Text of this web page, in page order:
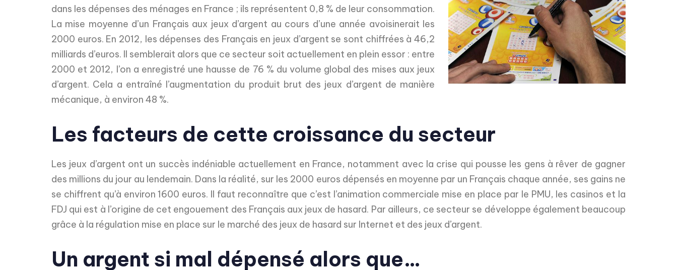
dans les dépenses des ménages en France ; ils représentent 0,8 % de leur consommation.
La mise moyenne d’un Français aux jeux d’argent au cours d’une année avoisinerait les
2000 euros. En 2012, les dépenses des Français en jeux d’argent se sont chiffrées à 46,2
milliards d’euros. Il semblerait alors que ce secteur soit actuellement en plein essor : entre
2000 et 2012, l’on a enregistré une hausse de 76 % du volume global des mises aux jeux
d’argent. Cela a entraîné l’augmentation du produit brut des jeux d’argent de manière
mécanique, à environ 48 %.
Les facteurs de cette croissance du secteur
Les jeux d’argent ont un succès indéniable actuellement en France, notamment avec la crise qui pousse les gens à rêver de gagner
des millions du jour au lendemain. Dans la réalité, sur les 2000 euros dépensés en moyenne par un Français chaque année, ses gains ne
se chiffrent qu’à environ 1600 euros. Il faut reconnaître que c’est l’animation commerciale mise en place par le PMU, les casinos et la
FDJ qui est à l’origine de cet engouement des Français aux jeux de hasard. Par ailleurs, ce secteur se développe également beaucoup
grâce à la régulation mise en place sur le marché des jeux de hasard sur Internet et des jeux d’argent.
Un argent si mal dépensé alors que…